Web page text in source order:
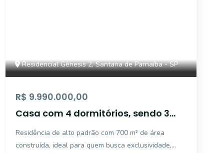
Residencial Gênesis 2, Santana de Parnaíba - SP
R$ 9.990.000,00
Casa com 4 dormitórios, sendo 3
Parnaíba - SP
Residência de alto padrão com 700 m² de área
construída, ideal para quem busca exclusividade,